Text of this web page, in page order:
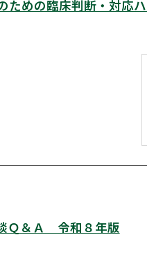
ための臨床判断・対応
Ｑ＆Ａ 令和８年版